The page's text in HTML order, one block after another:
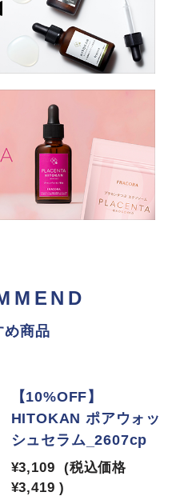
め商品
【10%OFF】
HITOKAN ポアウォッ
シュセラム_2607cp
¥3,109
(税込価格
¥3,419 )